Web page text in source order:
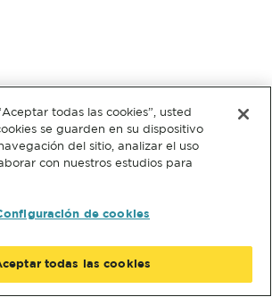
todas las cookies”, usted
se guarden en su dispositivo
del sitio, analizar el uso
con nuestros estudios para
de cookies
todas las cookies